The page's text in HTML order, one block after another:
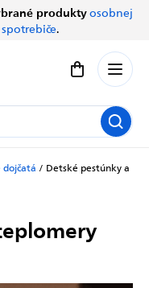
produktyosobnej
.
Nákupný
dojčatá / Detské pestúnky a